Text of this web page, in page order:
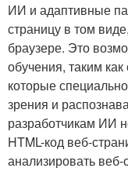
ИИ и адаптивные
страницу в том
браузере. Это
обучения, таким
которые
зрения и
разработчикам ИИ
HTML-код веб-
анализировать веб-